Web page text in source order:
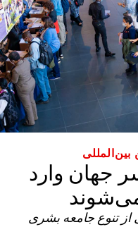
جهان وارد
از تنوع جامعه بشری